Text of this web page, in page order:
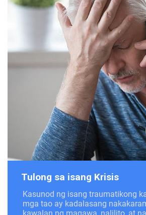
Tulong sa isang Krisis
Kasunod ng isang traumatikong
mga tao ay kadalasang